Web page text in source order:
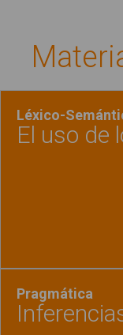
Léxico-
El uso de
Pragmática